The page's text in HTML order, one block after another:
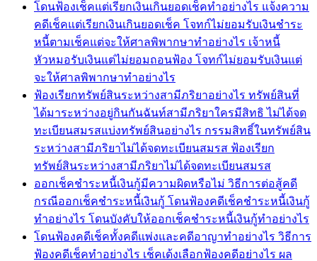
โดนฟ้องเช็คแต่เรียกเงินเกินยอดเช็คทำอย่างไร แจ้งความ
คดีเช็คแต่เรียกเงินเกินยอดเช็ค โจทก์ไม่ยอมรับเงินชำระ
หนี้ตามเช็คแต่จะให้ศาลพิพากษาทำอย่างไร เจ้าหนี้
หัวหมอรับเงินแต่ไม่ยอมถอนฟ้อง โจทก์ไม่ยอมรับเงินแต่
จะให้ศาลพิพากษาทำอย่างไร
ฟ้องเรียกทรัพย์สินระหว่างสามีภริยาอย่างไร ทรัพย์สินที่
ได้มาระหว่างอยู่กินกันฉันท์สามีภริยาใครมีสิทธิ ไม่ได้จด
ทะเบียนสมรสแบ่งทรัพย์สินอย่างไร กรรมสิทธิ์ในทรัพย์สิน
ระหว่างสามีภริยาไม่ได้จดทะเบียนสมรส ฟ้องเรียก
ทรัพย์สินระหว่างสามีภริยาไม่ได้จดทะเบียนสมรส
ออกเช็คชำระหนี้เงินกู้มีความผิดหรือไม่ วิธีการต่อสู้คดี
กรณีออกเช็คชำระหนี้เงินกู้ โดนฟ้องคดีเช็คชำระหนี้เงินกู้
ทำอย่างไร โดนบังคับให้ออกเช็คชำระหนี้เงินกู้ทำอย่างไร
โดนฟ้องคดีเช็คทั้งคดีแพ่งและคดีอาญาทำอย่างไร วิธีการ
ฟ้องคดีเช็คทำอย่างไร เช็คเด้งเลือกฟ้องคดีอย่างไร ผล